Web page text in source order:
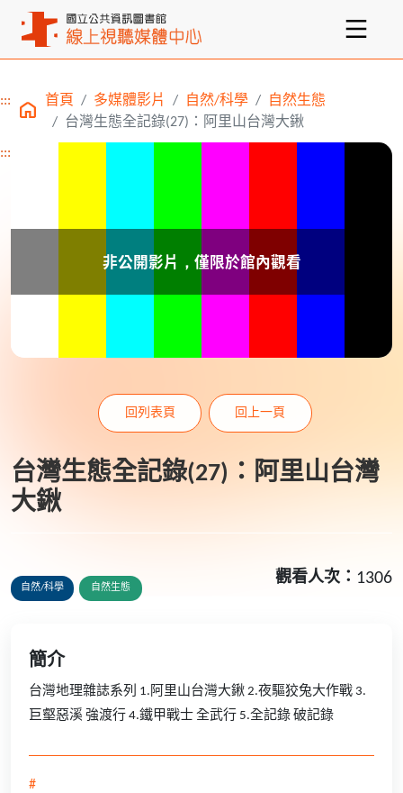
主要內容區塊
::: 首頁 多媒體影片 自然/科學
自然生態
台灣生態全記錄(27)：阿里山台灣大鍬
:::
台灣生態全記錄(27)：阿里山台灣
大鍬
回列表頁 回上一頁
自然/科學 自然生態
觀看人次： 1306
簡介
台灣地理雜誌系列 1.阿里山台灣大鍬 2.夜驅狡兔大作戰 3.
巨壑惡溪 強渡行 4.鐵甲戰士 全武行 5.全記錄 破記錄
#